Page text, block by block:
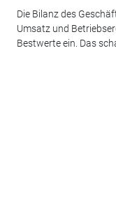
Die Bilanz des
Umsatz und
Bestwerte ein. Das